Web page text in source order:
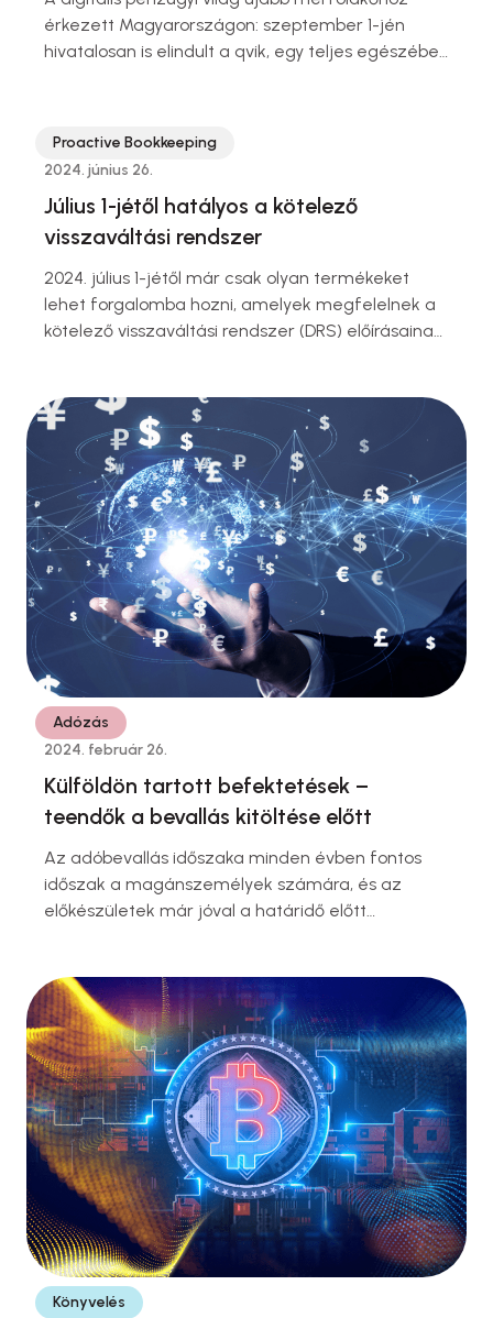
érkezett Magyarországon: szeptember 1-jén
hivatalosan is elindult a qvik, egy teljes egészében
kereskedők számára előnyös alternatívát kínál a
hagyományos fizetési rendszerekkel szemben.
Ebben a cikkben bemutatjuk, hogyan működik a
qvik, milyen előnyöket kínál, és hogyan lehet
Proactive Bookkeeping
2024. június 26.
Július 1-jétől hatályos a kötelező
visszaváltási rendszer
2024. július 1-jétől már csak olyan termékeket
lehet forgalomba hozni, amelyek megfelelnek a
kötelező visszaváltási rendszer (DRS) előírásainak
június 30-ig hoztak forgalomba, továbbra is
elérhetőek maradnak, de ezek csak szelektív
hulladékként kezelhetők, és nem gyűjthetők
vissza a DRS rendszerben.
Adózás
2024. február 26.
Külföldön tartott befektetések –
teendők a bevallás kitöltése előtt
Az adóbevallás időszaka minden évben fontos
időszak a magánszemélyek számára, és az
előkészületek már jóval a határidő előtt
formanyomtatványt és a kitöltési útmutatót
honlapján, ami lehetőséget biztosít arra, hogy
időben megkezdődjön a szükséges
dokumentumok összegyűjtése és az adatok
előzetes felülvizsgálata.
Könyvelés